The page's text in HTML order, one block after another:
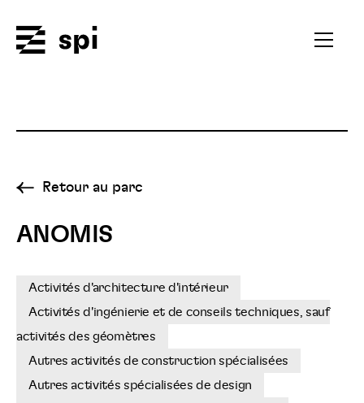
Ouvrir
Retour au parc
ANOMIS
Activités d'architecture d'intérieur
Activités d'ingénierie et de conseils techniques, sauf
activités des géomètres
Autres activités de construction spécialisées
Autres activités spécialisées de design